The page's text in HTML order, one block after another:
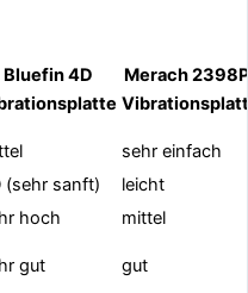
Bluefin 4D
Merach
sehr einfach
(sehr sanft)
leicht
hoch
mittel
gut gut